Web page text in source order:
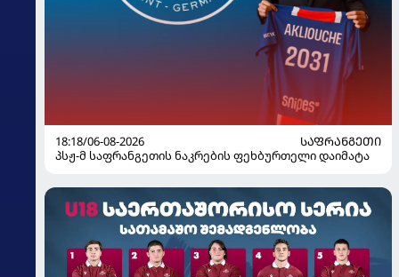
18:18/06-08-2026
ᲡᲐᲤᲠᲐᲜᲒᲔᲗᲘ
პსჟ-მ საფრანგეთის ნაკრების ფეხბურთელი დაიმატა